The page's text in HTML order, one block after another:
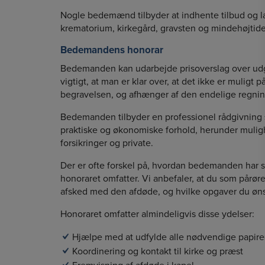
Nogle bedemænd tilbyder at indhente tilbud og
krematorium, kirkegård, gravsten og
Bedemandens honorar
Bedemanden kan udarbejde prisoverslag over
vigtigt, at man er klar over, at det ikke er muligt
begravelsen, og afhænger af den endelige
Bedemanden tilbyder en professionel rådgivning
praktiske og økonomiske forhold, herunder
forsikringer og private.
Der er ofte forskel på, hvordan bedemanden har
honoraret omfatter. Vi anbefaler, at du som
afsked med den afdøde, og hvilke opgaver du
Honoraret omfatter almindeligvis disse ydelser:
Hjælpe med at udfylde alle nødvendige
Koordinering og kontakt til kirke og præst